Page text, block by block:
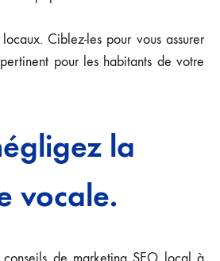
Ciblez-les pour vous assurer
pour les habitants de votre
la
vocale.